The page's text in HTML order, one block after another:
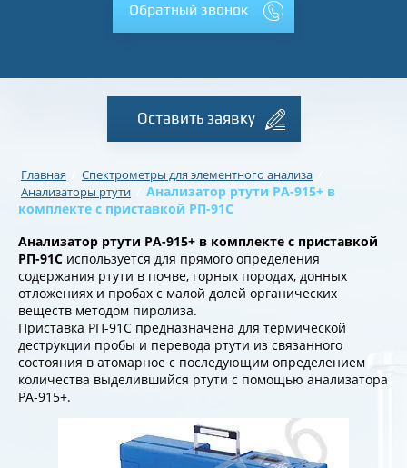
Обратный звонок
Оставить заявку
Главная Спектрометры для элементного анализа
Анализаторы ртути
Анализатор ртути РА-915+ в
комплекте с приставкой РП-91С
Анализатор ртути РА-915+ в комплекте с приставкой
РП-91С используется для прямого определения
содержания ртути в почве, горных породах, донных
отложениях и пробах с малой долей органических
веществ методом пиролиза.
Приставка РП-91С предназначена для термической
деструкции пробы и перевода ртути из связанного
состояния в атомарное с последующим определением
количества выделившийся ртути с помощью анализатора
РА-915+.